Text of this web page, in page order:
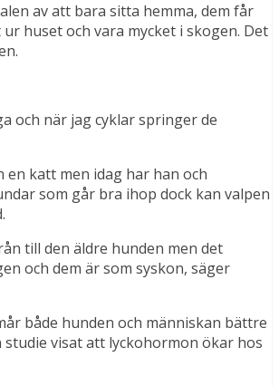
av att bara sitta hemma, dem får
huset och vara mycket i skogen. Det
och när jag cyklar springer de
en katt men idag har han och
som går bra ihop dock kan valpen
till den äldre hunden men det
och dem är som syskon, säger
både hunden och människan bättre
studie visat att lyckohormon ökar hos